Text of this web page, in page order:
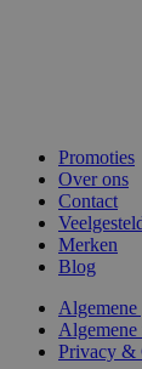
Promoties
Over ons
Contact
Merken
Blog
Algemene
Privacy &